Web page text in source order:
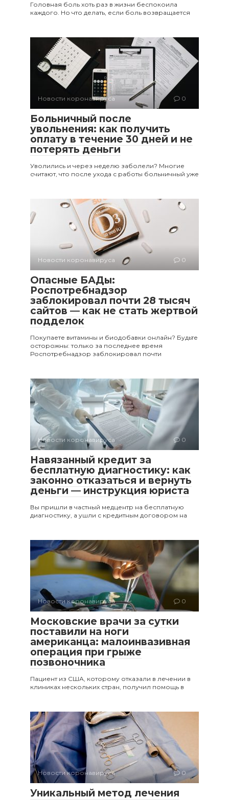
Головная боль хоть раз в жизни беспокоила
каждого. Но что делать, если боль возвращается
Новости коронавируса 0
Больничный после
увольнения: как получить
оплату в течение 30 дней и не
потерять деньги
Уволились и через неделю заболели? Многие
считают, что после ухода с работы больничный уже
Новости коронавируса 0
Опасные БАДы:
Роспотребнадзор
заблокировал почти 28 тысяч
сайтов — как не стать жертвой
подделок
Покупаете витамины и биодобавки онлайн? Будьте
осторожны: только за последнее время
Роспотребнадзор заблокировал почти
Новости коронавируса 0
Навязанный кредит за
бесплатную диагностику: как
законно отказаться и вернуть
деньги — инструкция юриста
Вы пришли в частный медцентр на бесплатную
диагностику, а ушли с кредитным договором на
Новости коронавируса 0
Московские врачи за сутки
поставили на ноги
американца: малоинвазивная
операция при грыже
позвоночника
Пациент из США, которому отказали в лечении в
клиниках нескольких стран, получил помощь в
Новости коронавируса 0
Уникальный метод лечения